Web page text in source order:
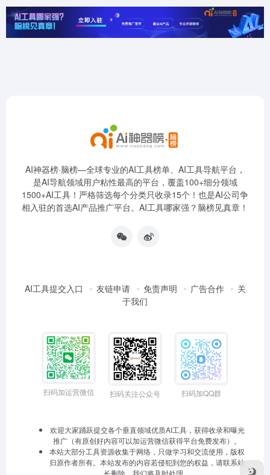
AI神器榜·脑榜—全球专业的AI工具榜单、AI工具导航平台，
是AI导航领域用户粘性最高的平台，覆盖100+细分领域
1500+AI工具！严格筛选每个分类只收录15个！也是AI公司争
相入驻的首选AI产品推广平台。AI工具哪家强？脑榜见真章！
AI工具提交入口 友链申请 免责声明 广告合作
关
于我们
扫码加运营微信 扫码关注公众号 扫码加QQ群
欢迎大家踊跃提交各个垂直领域优质AI工具，获得收录和曝光
推广（有原创好内容可以加运营微信获得平台免费发布）。
本站大部分工具资源收集于网络，只做学习和交流使用，版权
归原作者所有。本站发布的内容若侵犯到您的权益，请联系站
长删除，我们将及时处理。